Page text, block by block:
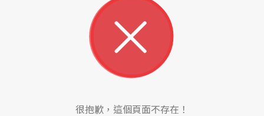
很抱歉，這個頁面不存在！